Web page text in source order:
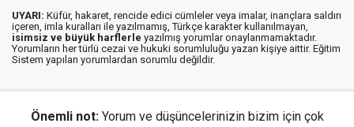
UYARI: Küfür, hakaret, rencide edici cümleler veya imalar, inançlara saldırı
içeren, imla kuralları ile yazılmamış, Türkçe karakter kullanılmayan,
isimsiz ve büyük harflerle yazılmış yorumlar onaylanmamaktadır.
Yorumların her türlü cezai ve hukuki sorumluluğu yazan kişiye aittir. Eğitim
Sistem yapılan yorumlardan sorumlu değildir.
Önemli not: Yorum ve düşüncelerinizin bizim için çok